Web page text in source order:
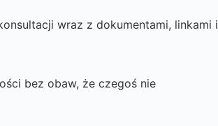
wraz z dokumentami, linkami i
bez obaw, że czegoś nie